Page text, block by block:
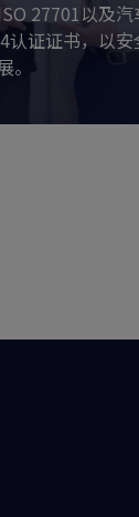
27701以及
认证证书，以
。